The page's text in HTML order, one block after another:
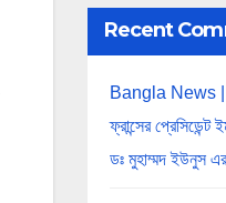
Recent
Bangla News
ফ্রান্সের
ডঃ মুহাম্মদ ইউনুস